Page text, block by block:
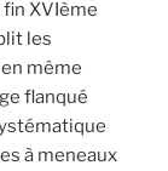
XVIème
les
même
flanqué
à meneaux